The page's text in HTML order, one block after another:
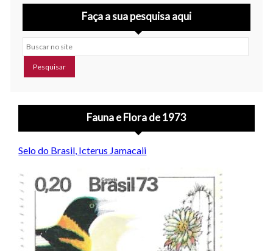
Faça a sua pesquisa aqui
Buscar no site
Fauna e Flora de 1973
Selo do Brasil, Icterus Jamacaii